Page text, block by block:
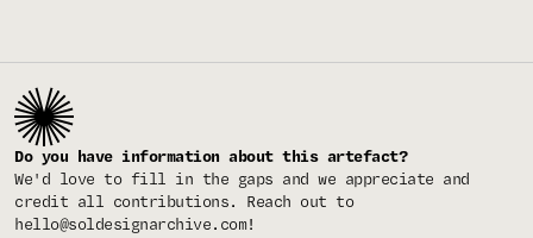
Do you have information about this artefact?
We'd love to fill in the gaps and we appreciate and
credit all contributions. Reach out to
hello@soldesignarchive.com!